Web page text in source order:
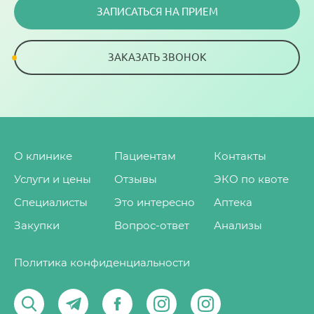
девушкам, чтоб их мечты и желания
И чтоб в каждой семье появилось чудо -
замечательные детки! Работайте над собой
и со своим внутренним миром! Всем вам
Аля
ЗАПИСАТЬСЯ НА ПРИЕМ
ЗАКАЗАТЬ ЗВОНОК
О клинике
Услуги и цены
Специалисты
Закупки
Пациентам
Отзывы
Это интересно
Вопрос-ответ
Контакты
ЭКО по квоте
Аптека
Анализы
Политика конфиденциальности